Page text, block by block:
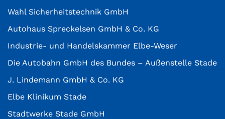
Wahl Sicherheitstechnik GmbH
Autohaus Spreckelsen GmbH & Co. KG
Industrie- und Handelskammer Elbe-Weser
Die Autobahn GmbH des Bundes – Außenstelle Stade
J. Lindemann GmbH & Co. KG
Elbe Klinikum Stade
Stadtwerke Stade GmbH